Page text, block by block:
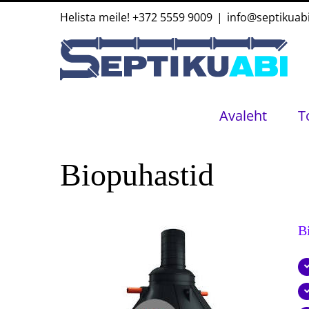
Helista meile! +372 5559 9009 |
Avaleht
Biopuhastid